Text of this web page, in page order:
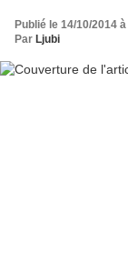
Publié le 14/10/2014
Par Ljubi